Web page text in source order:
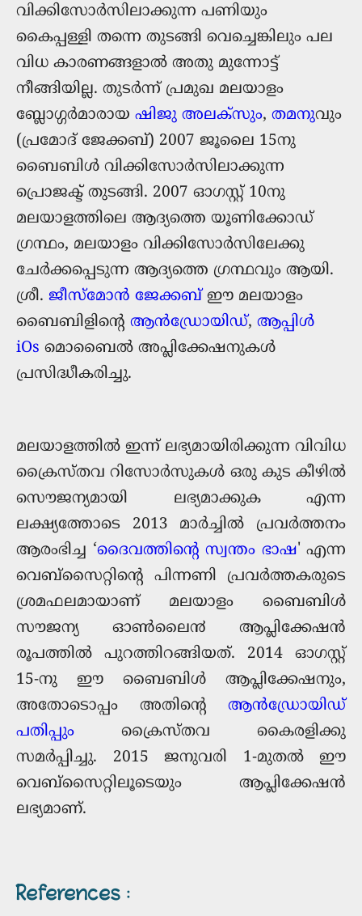
വിക്കിസോര്‍സിലാക്കുന്ന പണിയും
കൈപ്പള്ളി തന്നെ തുടങ്ങി വെച്ചെങ്കിലും പല
വിധ കാരണങ്ങളാല്‍ അതു മുന്നോട്ട്
നീങ്ങിയില്ല. തുടര്‍ന്ന് പ്രമുഖ മലയാളം
ബ്ലോഗ്ഗര്‍മാരായ ഷിജു അലക്സും, തമനുവും
(പ്രമോദ് ജേക്കബ്) 2007 ജൂലൈ 15നു
ബൈബിള്‍ വിക്കിസോര്‍സിലാക്കുന്ന
പ്രൊജക്ട് തുടങ്ങി. 2007 ഓഗസ്റ്റ് 10നു
മലയാളത്തിലെ ആദ്യത്തെ യൂണിക്കോഡ്
ഗ്രന്ഥം, മലയാളം വിക്കിസോര്‍സിലേക്കു
ചേര്‍ക്കപ്പെടുന്ന ആദ്യത്തെ ഗ്രന്ഥവും ആയി.
ശ്രീ. ജീസ്മോന്‍ ജേക്കബ്‌ഈ മലയാളം
ബൈബിളിന്റെ ആന്‍ഡ്രോയിഡ്, ആപ്പിള്‍
iOs മൊബൈല്‍ അപ്ലിക്കേഷനുകള്‍
പ്രസിദ്ധീകരിച്ചു.
മലയാളത്തില്‍ ഇന്ന് ലഭ്യമായിരിക്കുന്ന വിവിധ
ക്രൈസ്തവ റിസോര്‍സുകള്‍ ഒരു കുട കീഴില്‍
സൌജന്യമായി ലഭ്യമാക്കുക എന്ന
ലക്ഷ്യത്തോടെ 2013 മാര്‍ച്ചില്‍ പ്രവര്‍ത്തനം
ആരംഭിച്ച ‘ദൈവത്തിന്‍റെ സ്വന്തം ഭാഷ' എന്ന
വെബ്സൈറ്റിന്റെ പിന്നണി പ്രവര്‍ത്തകരുടെ
ശ്രമഫലമായാണ്‌ മലയാളം ബൈബിൾ
സൗജന്യ ഓൺലൈ൯‍ ആപ്ലിക്കേഷന്‍
രൂപത്തില്‍ പുറത്തിറങ്ങിയത്. 2014 ഓഗസ്റ്റ്‌
15-നു ഈ ബൈബിള്‍ ആപ്ലിക്കേഷനും,
അതോടൊപ്പം അതിന്‍റെ ആന്‍ഡ്രോയിഡ്
പതിപ്പും ക്രൈസ്തവ കൈരളിക്കു
സമര്‍പ്പിച്ചു. 2015 ജനുവരി 1-മുതല്‍ ഈ
വെബ്സൈറ്റിലൂടെയും ആപ്ലിക്കേഷന്‍
ലഭ്യമാണ്.
References :